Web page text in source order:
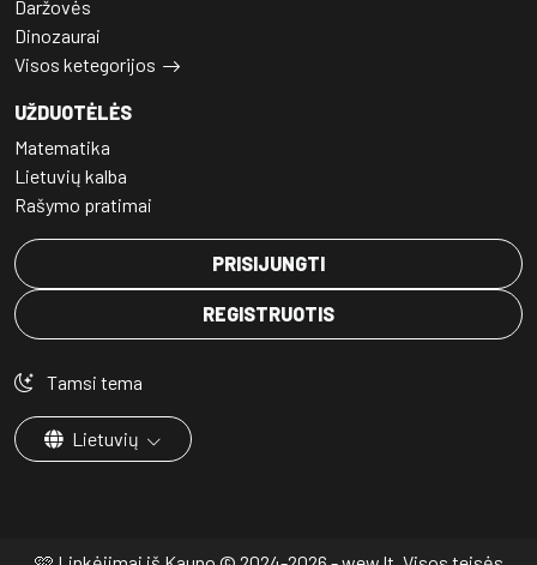
Daržovės
Dinozaurai
Visos ketegorijos
UŽDUOTĖLĖS
Matematika
Lietuvių kalba
Rašymo pratimai
PRISIJUNGTI
REGISTRUOTIS
Tamsi tema
Lietuvių